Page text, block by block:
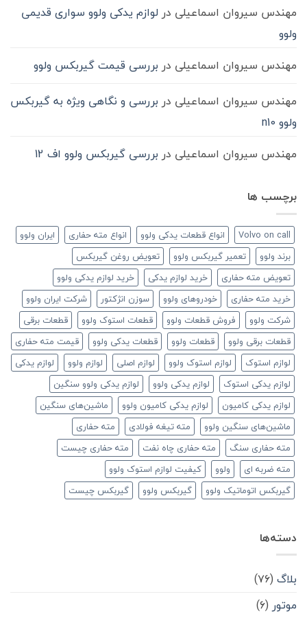
مهندس سیروان اسماعیلی در لوازم یدکی ولوو سواری قدیمی
ولوو
مهندس سیروان اسماعیلی در بررسی قیمت گیربکس ولوو
مهندس سیروان اسماعیلی در بررسی و نگاهی ویژه به گیربکس
ولوو n10
مهندس سیروان اسماعیلی در بررسی گیربکس ولوو اف 12
برچسب ها
Volvo on call انواع قطعات یدکی ولوو انواع مته حفاری
ایران ولوو
برند ولوو
تعمیر گیربکس ولوو
تعویض روغن گیربکس
تعویض مته حفاری
خرید لوازم یدکی
خرید لوازم یدکی ولوو
خرید مته حفاری
خودروهای ولوو سوزن انژکتور
شرکت ایران ولوو
شرکت ولوو
فروش قطعات ولوو قطعات استوک ولوو
قطعات برقی
قطعات برقی ولوو
قطعات ولوو قطعات یدکی ولوو
قیمت مته حفاری
لوازم استوک
لوازم استوک ولوو لوازم اصلی لوازم ولوو
لوازم یدکی
لوازم یدکی استوک
لوازم یدکی ولوو
لوازم یدکی ولوو سنگین
لوازم یدکی کامیون
لوازم یدکی کامیون ولوو
ماشین‌های سنگین
ماشین‌های سنگین ولوو
مته تیغه فولادی
مته حفاری
مته حفاری سنگ
مته حفاری چاه نفت
مته حفاری چیست
مته ضربه ای
ولوو
کیفیت لوازم استوک ولوو
گیربکس اتوماتیک ولوو
گیربکس ولوو گیربکس چیست
دسته‌ها
بلاگ (۷۶)
موتور (۶)